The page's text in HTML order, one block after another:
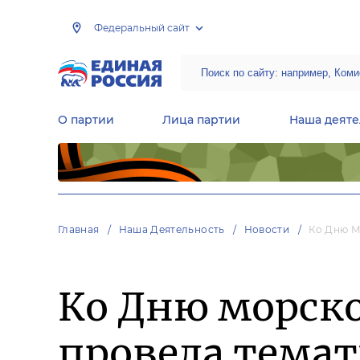
Федеральный сайт
О партии Лица партии Наша
Главная Наша Деятельность Новости Ко Дню
Ко Дню